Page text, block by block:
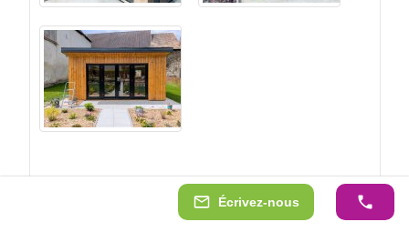
Voir tous les avis des clients
Écrivez-nous